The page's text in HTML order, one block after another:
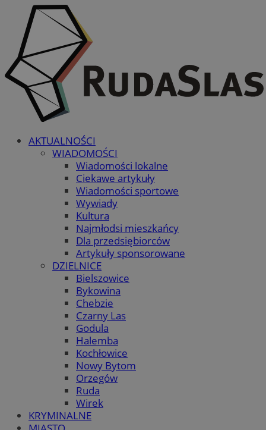
AKTUALNOŚCI
WIADOMOŚCI
Wiadomości lokalne
Ciekawe artykuły
Wiadomości sportowe
Wywiady
Kultura
Najmłodsi mieszkańcy
Dla przedsiębiorców
Artykuły sponsorowane
DZIELNICE
Bielszowice
Bykowina
Chebzie
Czarny Las
Godula
Halemba
Kochłowice
Nowy Bytom
Orzegów
Ruda
Wirek
KRYMINALNE